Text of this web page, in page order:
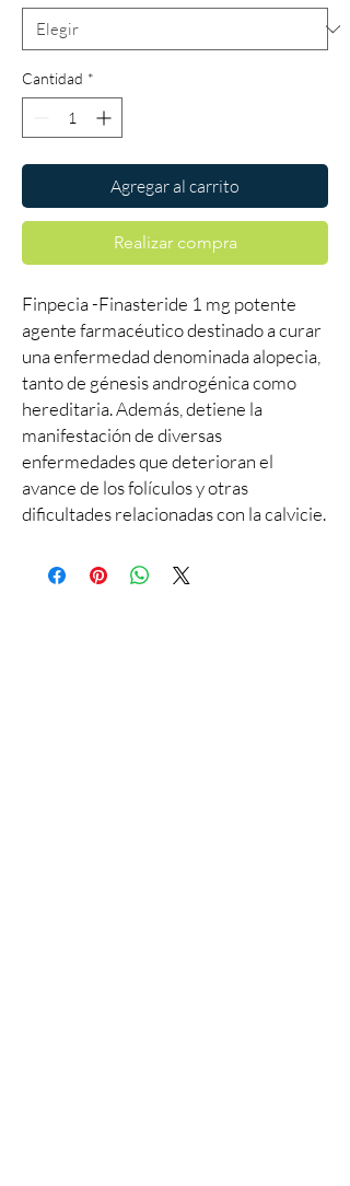
Cantidad *
Agregar al carrito
Realizar compra
Finpecia -Finasteride 1 mg potente
agente farmacéutico destinado a curar
una enfermedad denominada alopecia,
tanto de génesis androgénica como
hereditaria. Además, detiene la
manifestación de diversas
enfermedades que deterioran el
avance de los folículos y otras
dificultades relacionadas con la calvicie.